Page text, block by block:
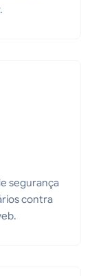
segurança
contra